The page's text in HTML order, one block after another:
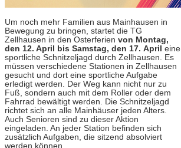
Um noch mehr Familien aus Mainhausen in
Bewegung zu bringen, startet die TG
Zellhausen in den Osterferien von Montag,
den 12. April bis Samstag, den 17. April eine
sportliche Schnitzeljagd durch Zellhausen. Es
müssen verschiedene Stationen in Zellhausen
gesucht und dort eine sportliche Aufgabe
erledigt werden. Der Weg kann nicht nur zu
Fuß, sondern auch mit dem Roller oder dem
Fahrrad bewältigt werden. Die Schnitzeljagd
richtet sich an alle Mainhäuser jeden Alters.
Auch Senioren sind zu dieser Aktion
eingeladen. An jeder Station befinden sich
zusätzlich Aufgaben, die sitzend absolviert
werden können.